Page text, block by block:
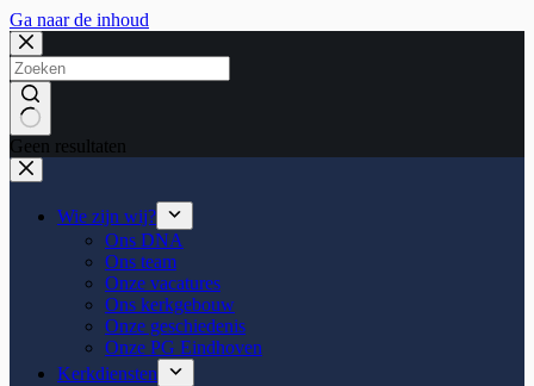
Ga naar de inhoud
Geen resultaten
Wie zijn wij?
Ons DNA
Ons team
Onze vacatures
Ons kerkgebouw
Onze geschiedenis
Onze PG Eindhoven
Kerkdiensten